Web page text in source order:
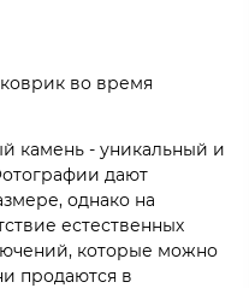
во время
камень - уникальный и
дают
однако на
естественных
которые можно
продаются в